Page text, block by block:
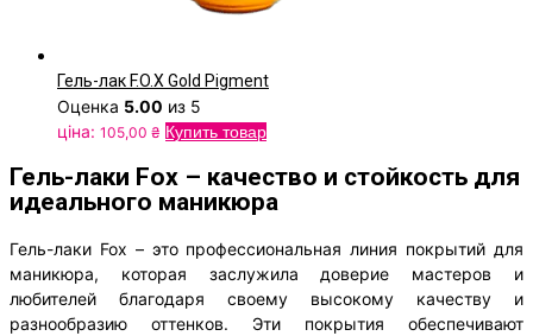
Гель-лак F.O.X Gold Pigment
Оценка 5.00 из 5
ціна: 105,00 ₴ Купить товар
Гель-лаки Fox – качество и стойкость для
идеального маникюра
Гель-лаки Fox – это профессиональная линия покрытий для
маникюра, которая заслужила доверие мастеров и
любителей благодаря своему высокому качеству и
разнообразию оттенков. Эти покрытия обеспечивают